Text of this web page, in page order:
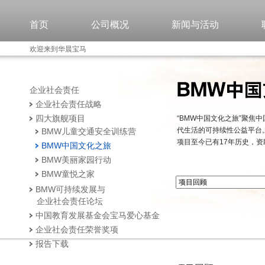
首页 公司概况 新闻与活动
欢迎来到华晨宝马
企业社会责任
企业社会责任战略
四大旗舰项目
BMW儿童交通安全训练营
BMW中国文化之旅
BMW美丽家园行动
BMW童悦之家
BMW可持续发展与
企业社会责任论坛
中国教育发展基金会宝马爱心基金
企业社会责任荣誉奖项
报告下载
“BMW中国文化之旅”聚焦
代生活的可持续性公益平台
项目至今已有17年历史，